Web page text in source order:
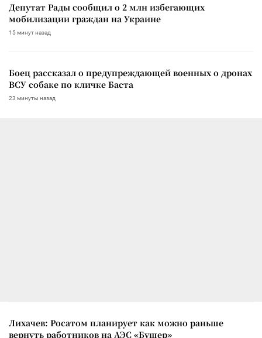
Депутат Рады сообщил о 2 млн избегающих
мобилизации граждан на Украине
15 минут назад
Боец рассказал о предупреждающей военных о дронах
ВСУ собаке по кличке Баста
23 минуты назад
Лихачев: Росатом планирует как можно раньше
вернуть работников на АЭС «Бушер»